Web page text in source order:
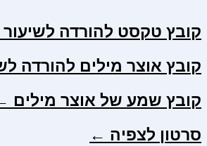
קובץ טקסט להורדה
קובץ אוצר מילים להורדה
קובץ שמע של אוצר מילים
סרטון לצפיה ←